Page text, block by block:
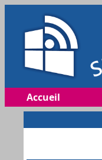
Accueil